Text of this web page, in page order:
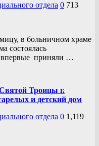
отдела 0 713
в больничном храме
состоялась
впервые приняли …
Троицы г.
и детский дом
отдела 0 1,119